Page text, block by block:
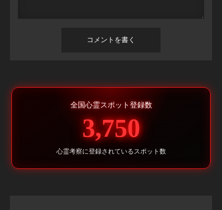
全国心霊スポット登録数
3,750
心霊考察に登録されているスポット数